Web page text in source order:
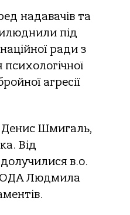
надавачів та
під
ради з
агресії
Денис Шмигаль,
Від
в.о.
ОДА Людмила